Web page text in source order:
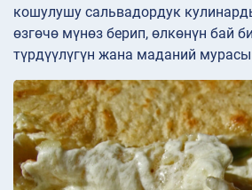
кошулушу сальвадордук
өзгөчө мүнөз берип, өлкөнүн бай
түрдүүлүгүн жана маданий